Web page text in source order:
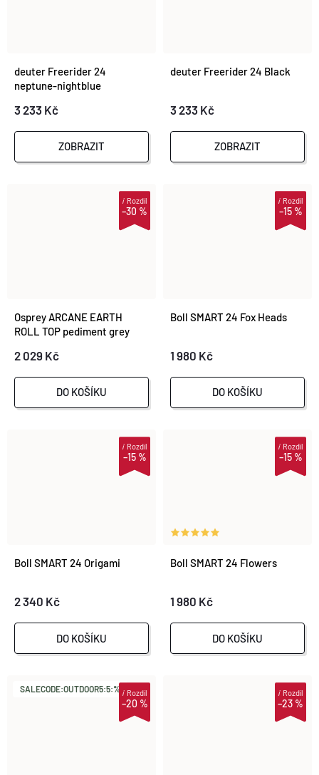
deuter Freerider 24
neptune-nightblue
3 233 Kč
ZOBRAZIT
deuter Freerider 24 Black
3 233 Kč
ZOBRAZIT
–30 %
iRozdíl
Osprey ARCANE EARTH
ROLL TOP pediment grey
2 029 Kč
DO KOŠÍKU
–15 %
iRozdíl
Boll SMART 24 Fox Heads
1 980 Kč
DO KOŠÍKU
–15 %
iRozdíl
Boll SMART 24 Origami
2 340 Kč
DO KOŠÍKU
–15 %
iRozdíl
Boll SMART 24 Flowers
1 980 Kč
DO KOŠÍKU
SALECODE:OUTDOOR5:5:%
–20 %
iRozdíl
–23 %
iRozdíl